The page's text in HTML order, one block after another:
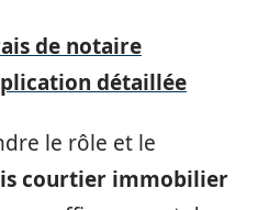
de notaire
détaillée
le rôle et le
courtier immobilier